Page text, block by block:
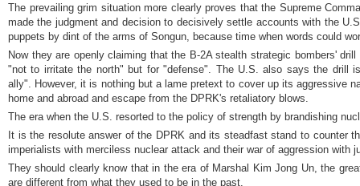
The prevailing grim situation more clearly proves that the Supreme
made the judgment and decision to decisively settle accounts with the
puppets by dint of the arms of Songun, because time when words could
Now they are openly claiming that the B-2A stealth strategic bombers'
"not to irritate the north" but for "defense". The U.S. also says the drill
ally". However, it is nothing but a lame pretext to cover up its aggressive
home and abroad and escape from the DPRK's retaliatory blows.
The era when the U.S. resorted to the policy of strength by brandishing
It is the resolute answer of the DPRK and its steadfast stand to counter
imperialists with merciless nuclear attack and their war of aggression with
They should clearly know that in the era of Marshal
Kim Jong Un, the
are different from what they used to be in the past.